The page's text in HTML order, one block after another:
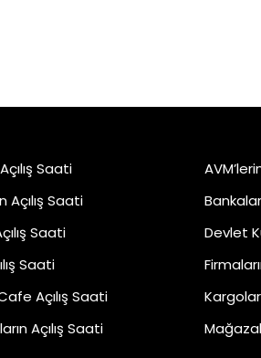
Saati
Açılış Saati
Saati
Saati
Açılış Saati
Açılış Saati
Devlet